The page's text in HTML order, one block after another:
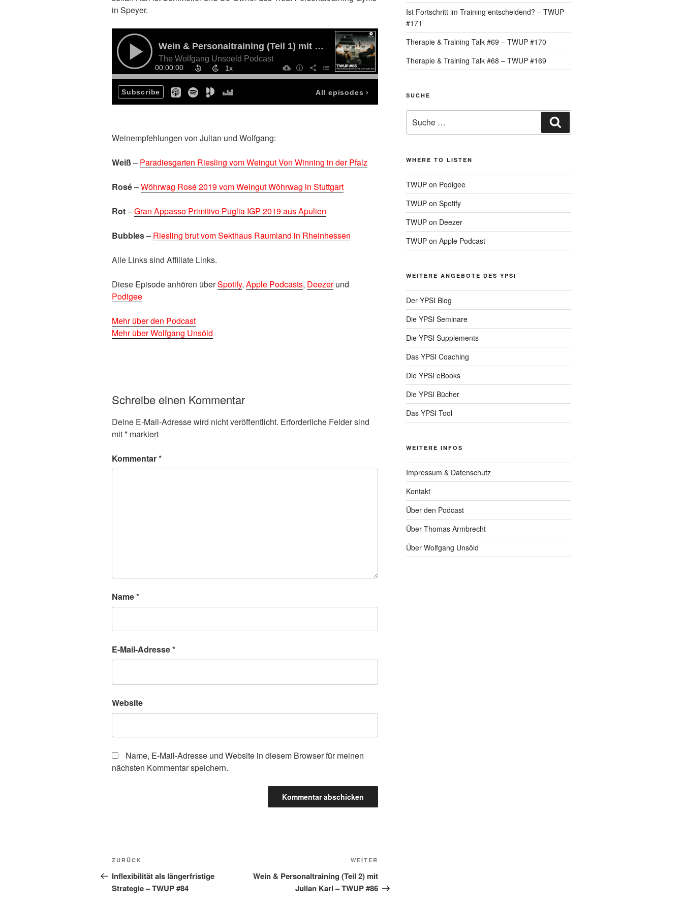
in Speyer.
Weinempfehlungen von Julian und Wolfgang:
Weiß– Paradiesgarten Riesling vom Weingut Von Winning in der Pfalz
Rosé–Wöhrwag Rosé 2019 vom Weingut Wöhrwag in Stuttgart
Rot–Gran Appasso Primitivo Puglia IGP 2019 aus Apulien
Bubbles– Riesling brut vom Sekthaus Raumland in Rheinhessen
Alle Links sind Affiliate Links.
Diese Episode anhören überSpotify, Apple Podcasts, Deezerund
Podigee
Mehr über den Podcast
Mehr über Wolfgang Unsöld
Schreibe einen Kommentar
Deine E-Mail-Adresse wird nicht veröffentlicht. Erforderliche Felder sind
mit* markiert
Kommentar*
Name*
E-Mail-Adresse*
Website
Name, E-Mail-Adresse und Website in diesem Browser für meinen
nächsten Kommentar speichern.
Beitragsnavigation
Vorheriger
Beitrag
ZURÜCK
Inflexibilität als längerfristige
Strategie – TWUP #84
WEITER
Wein & Personaltraining (Teil 2) mit
Julian Karl – TWUP #86
Ist Fortschritt im Training entscheidend? – TWUP
#171
Therapie & Training Talk #69 – TWUP #170
Therapie & Training Talk #68 – TWUP #169
SUCHE
nach:
WHERE TO LISTEN
TWUP on Podigee
TWUP on Spotify
TWUP on Deezer
TWUP on Apple Podcast
WEITERE ANGEBOTE DES YPSI
Der YPSI Blog
Die YPSI Seminare
Die YPSI Supplements
Das YPSI Coaching
Die YPSI eBooks
Die YPSI Bücher
Das YPSI Tool
WEITERE INFOS
Impressum & Datenschutz
Kontakt
Über den Podcast
Über Thomas Armbrecht
Über Wolfgang Unsöld